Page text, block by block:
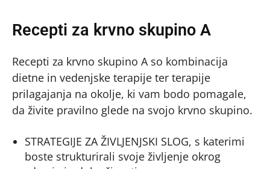
Recepti za krvno skupino A
Recepti za krvno skupino A so kombinacija
dietne in vedenjske terapije ter terapije
prilagajanja na okolje, ki vam bodo pomagale,
da živite pravilno glede na svojo krvno skupino.
STRATEGIJE ZA ŽIVLJENJSKI SLOG, s katerimi
boste strukturirali svoje življenje okrog